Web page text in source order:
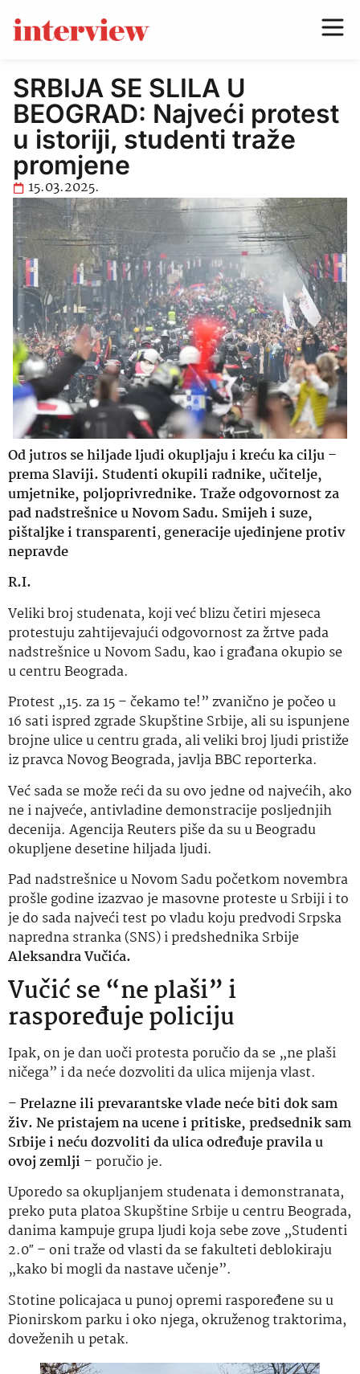
SRBIJA SE SLILA U
BEOGRAD: Najveći protest
u istoriji, studenti traže
promjene
15.03.2025.
Od jutros se hiljade ljudi okupljaju i kreću ka cilju –
prema Slaviji. Studenti okupili radnike, učitelje,
umjetnike, poljoprivrednike. Traže odgovornost za
pad nadstrešnice u Novom Sadu. Smijeh i suze,
pištaljke i transparenti,generacije ujedinjene protiv
nepravde
R.I.
Veliki broj studenata, koji već blizu četiri mjeseca
protestuju zahtijevajući odgovornost za žrtve pada
nadstrešnice u Novom Sadu, kao i građana okupio se
u centru Beograda.
Protest „15. za 15 – čekamo te!” zvanično je počeo u
16 sati ispred zgrade Skupštine Srbije, ali su ispunjene
brojne ulice u centru grada, ali veliki broj ljudi pristiže
iz pravca Novog Beograda, javlja BBC reporterka.
Već sada se može reći da su ovo jedne od najvećih, ako
ne i najveće, antivladine demonstracije posljednjih
decenija. Agencija Reuters piše da su u Beogradu
okupljene desetine hiljada ljudi.
Pad nadstrešnice u Novom Sadu početkom novembra
prošle godine izazvao je masovne proteste u Srbiji i to
je do sada najveći test po vladu koju predvodi Srpska
napredna stranka (SNS) i predshednika Srbije
Aleksandra Vučića.
Vučić se “ne plaši” i
raspoređuje policiju
Ipak, on je dan uoči protesta poručio da se „ne plaši
ničega” i da neće dozvoliti da ulica mijenja vlast.
–Prelazne ili prevarantske vlade neće biti dok sam
živ. Ne pristajem na ucene i pritiske, predsednik sam
Srbije i neću dozvoliti da ulica određuje pravila u
ovoj zemlji– poručio je.
Uporedo sa okupljanjem studenata i demonstranata,
preko puta platoa Skupštine Srbije u centru Beograda,
danima kampuje grupa ljudi koja sebe zove „Studenti
2.0″ – oni traže od vlasti da se fakulteti deblokiraju
„kako bi mogli da nastave učenje”.
Stotine policajaca u punoj opremi raspoređene su u
Pionirskom parku i oko njega, okruženog traktorima,
doveženih u petak.